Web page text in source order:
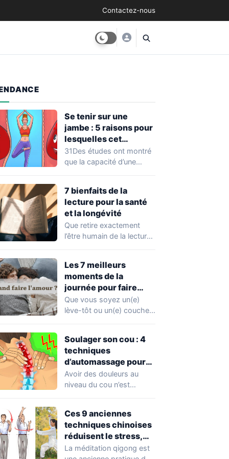
Contactez-nous
Se tenir sur une
jambe : 5 raisons pour
lesquelles cet
exercice équivaut à
une véritable séance
31Des études ont montré
que la capacité d’une
7 bienfaits de la
lecture pour la santé
et la longévité
Que retire exactement
l’être humain de la lecture
Les 7 meilleurs
moments de la
journée pour faire
l’amour, selon les
experts
Que vous soyez un(e)
lève-tôt ou un(e) couche-
Soulager son cou : 4
techniques
d’automassage pour
éliminer les tensions
Avoir des douleurs au
niveau du cou n’est
Ces 9 anciennes
techniques chinoises
réduisent le stress,
éliminent les douleurs
La méditation qigong est